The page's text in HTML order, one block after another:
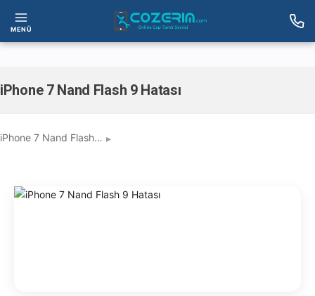
MENÜ
iPhone 7 Nand Flash 9 Hatası
iPhone 7 Nand Flash…